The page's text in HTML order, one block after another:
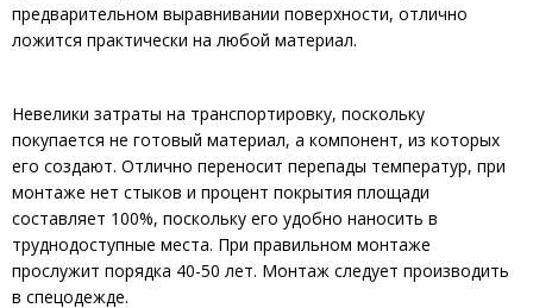
предварительном выравнивании поверхности, отлично
ложится практически на любой материал.
Невелики затраты на транспортировку, поскольку
покупается не готовый материал, а компонент, из которых
его создают. Отлично переносит перепады температур, при
монтаже нет стыков и процент покрытия площади
составляет 100%, поскольку его удобно наносить в
труднодоступные места. При правильном монтаже
прослужит порядка 40-50 лет. Монтаж следует производить
в спецодежде.